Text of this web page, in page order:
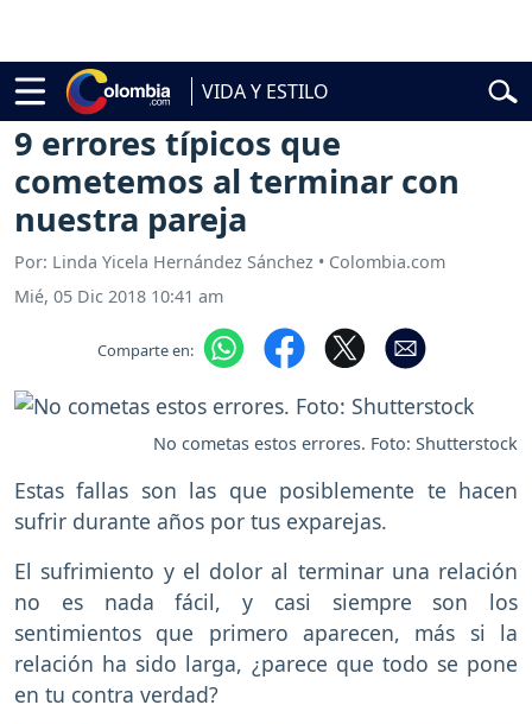
VIDA Y ESTILO
de la Espriella Vuelta a Colombia
Vida y Estilo Pareja
9 errores típicos que
cometemos al terminar con
nuestra pareja
Por: Linda Yicela Hernández Sánchez • Colombia.com
Mié, 05 Dic 2018 10:41 am
Comparte en:
No cometas estos errores. Foto: Shutterstock
Estas fallas son las que posiblemente te hacen
sufrir durante años por tus exparejas.
El sufrimiento y el dolor al terminar una relación
no es nada fácil, y casi siempre son los
sentimientos que primero aparecen, más si la
relación ha sido larga, ¿parece que todo se pone
en tu contra verdad?